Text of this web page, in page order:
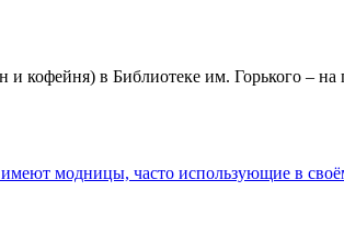
кофейня) в Библиотеке им. Горького –
модницы, часто использующие в